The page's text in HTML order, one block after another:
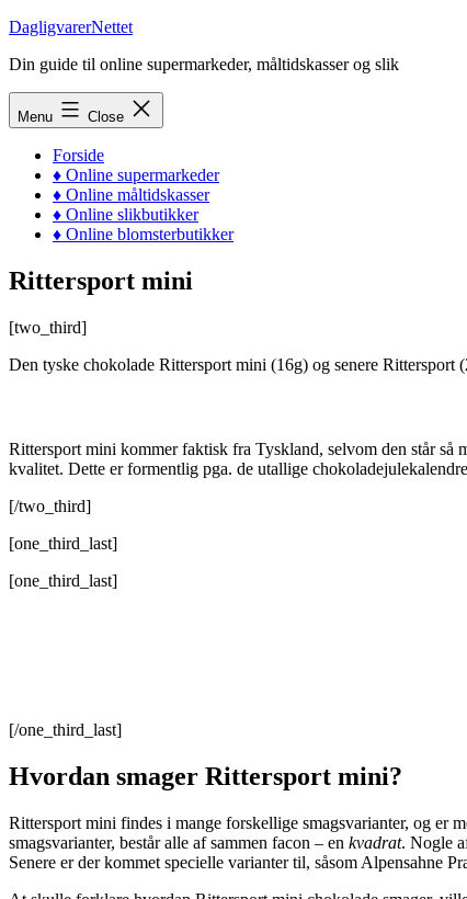
Skip
content
DagligvarerNettet
Din guide til online supermarkeder, måltidskasser og slik
Menu Close
Forside
♦ Online supermarkeder
♦ Online måltidskasser
♦ Online slikbutikker
♦ Online blomsterbutikker
Rittersport mini
[two_third]
Den tyske chokolade Rittersport mini (16g) og senere
Rittersport mini kommer faktisk fra Tyskland, selvom den står
kvalitet. Dette er formentlig pga. de utallige
[/two_third]
[one_third_last]
[one_third_last]
[/one_third_last]
Hvordan smager Rittersport mini?
Rittersport mini findes i mange forskellige smagsvarianter, og er
smagsvarianter, består alle af sammen facon – en kvadrat. Nogle
Senere er der kommet specielle varianter til, såsom Alpensahne